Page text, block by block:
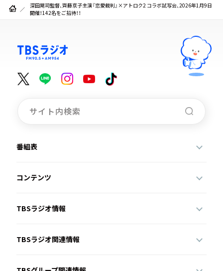
深田晃司監督、齊藤京子主演『恋愛裁判』×アトロク2 コラボ試写会、2026年1月9日
開催！142名をご招待！！
番組表
コンテンツ
TBSラジオ情報
TBSラジオ関連情報